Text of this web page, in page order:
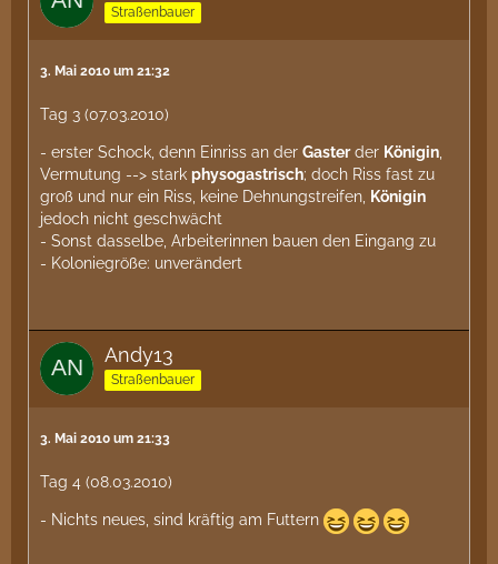
Straßenbauer
3. Mai 2010 um 21:32
Tag 3 (07.03.2010)
- erster Schock, denn Einriss an der Gasterder Königin
Vermutung --> stark physogastrisch; doch Riss fast zu
groß und nur ein Riss, keine Dehnungstreifen,
Königin
jedoch nicht geschwächt
- Sonst dasselbe, Arbeiterinnen bauen den Eingang zu
- Koloniegröße: unverändert
Andy13
Straßenbauer
3. Mai 2010 um 21:33
Tag 4 (08.03.2010)
- Nichts neues, sind kräftig am Futtern